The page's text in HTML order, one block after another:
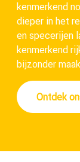
kenmerkend
dieper in het
en specerijen
kenmerkend
bijzonder
Ontdek